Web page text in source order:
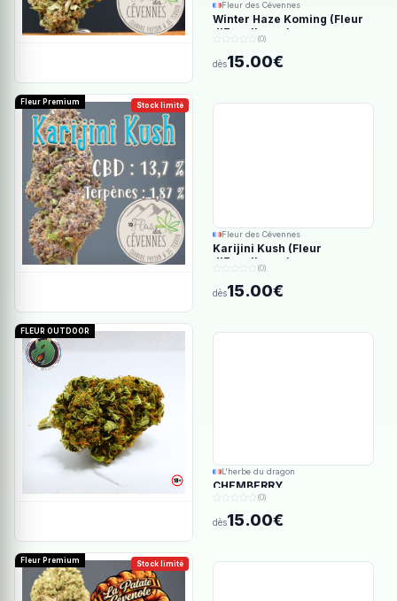
Fleur des Cévennes
Winter Haze Koming (Fleur
d'Excellence)
(0)
dès15.00€
Stock limité
Fleur Premium
Fleur des Cévennes
Karijini Kush (Fleur
d'Excellence)
(0)
dès15.00€
FLEUR OUTDOOR
L'herbe du dragon
CHEMBERRY
(0)
dès15.00€
Stock limité
Fleur Premium